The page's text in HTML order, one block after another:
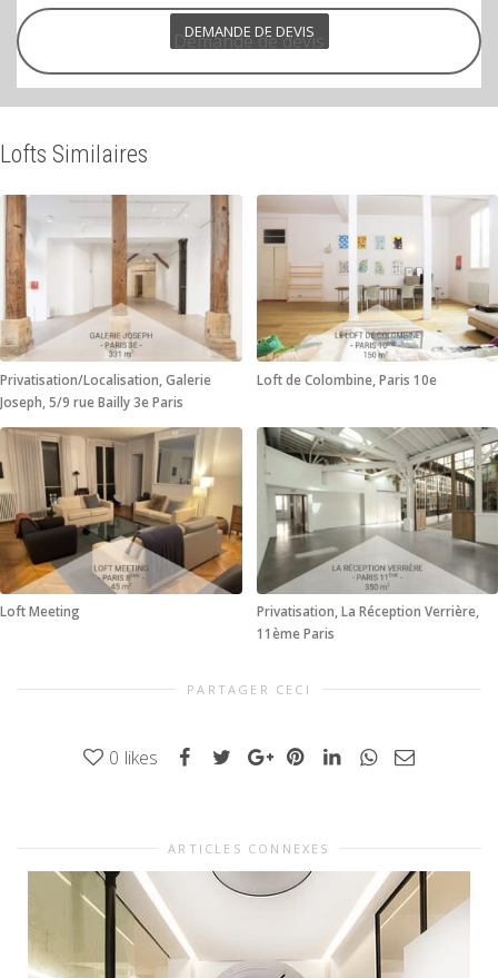
DEMANDE DE DEVIS
Demande de devis
Lofts Similaires
Privatisation/Localisation, Galerie
Joseph, 5/9 rue Bailly 3e Paris
Loft de Colombine, Paris 10e
Loft Meeting
Privatisation, La Réception Verrière,
11ème Paris
PARTAGER CECI
0 likes
ARTICLES CONNEXES